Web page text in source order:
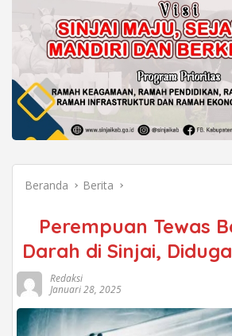
Beranda Berita
Perempuan Tewas
Darah di Sinjai,
Redaksi
Januari 28, 2025